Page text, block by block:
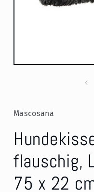
Medien
Mascosana
flauschig,
75 x 22